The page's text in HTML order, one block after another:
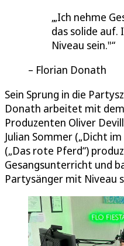
„Ich nehme
das solide auf.
Niveau sein."
Florian Donath
Sein Sprung in die
Donath arbeitet mit
Produzenten Oliver
Julian Sommer („Dicht
(„Das rote Pferd“)
Gesangsunterricht und
Partysänger mit Niveau